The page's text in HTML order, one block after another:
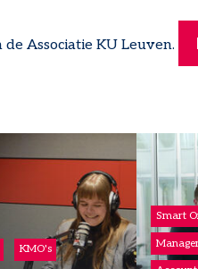
Associatie KU Leuven.
KMO's
Smart